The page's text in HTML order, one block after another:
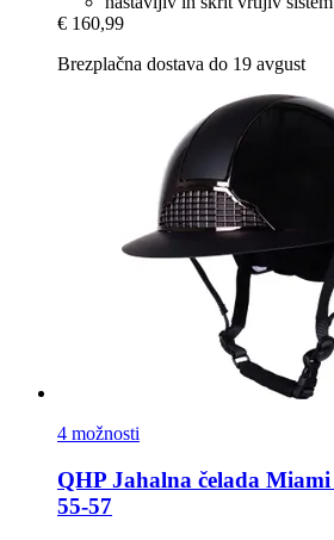
€ 160,99
Brezplačna dostava do 19 avgust
4 možnosti
QHP Jahalna čelada
55-​57